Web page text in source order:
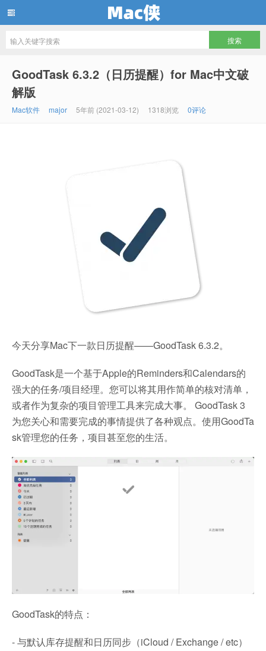
GoodTask 6.3.2（日历提醒）for Mac中文破
解版
Mac软件 major 5年前 (2021-03-12) 1318浏览 0评论
今天分享Mac下一款日历提醒——GoodTask 6.3.2。
GoodTask是一个基于Apple的Reminders和Calendars的
强大的任务/项目经理。您可以将其用作简单的核对清单，
或者作为复杂的项目管理工具来完成大事。 GoodTask 3
为您关心和需要完成的事情提供了各种观点。使用GoodTa
sk管理您的任务，项目甚至您的生活。
GoodTask的特点：
- 与默认库存提醒和日历同步（iCloud / Exchange / etc）